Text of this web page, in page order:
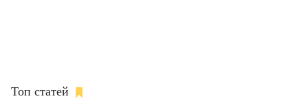
Топ статей